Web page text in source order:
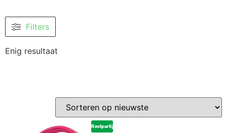
Filters
Enig resultaat
Restpartij